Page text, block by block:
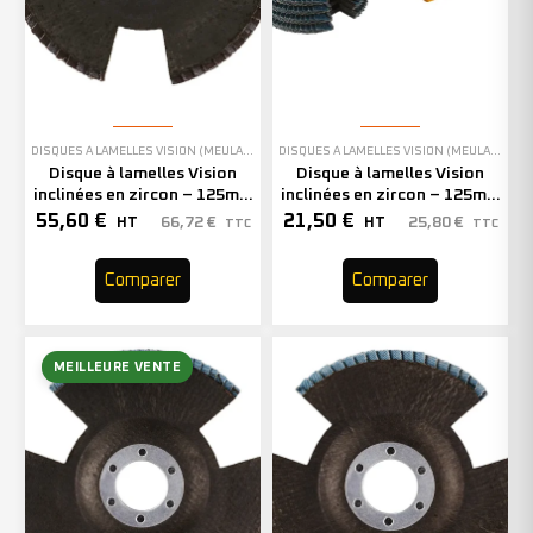
EN STOCK
Disque à lamelles Vision
inclinées en zircon – 125mm
– Grain 40 – 207077 (x10)
55,60 € HT 66,72 € TTC
Comparer
Disque à lamelles Vision
inclinées en zircon – 125mm
– Grain 40 – 211303 (x5)
21,50 € HT 25,80 € TTC
Comparer
MEILLEURE VENTE